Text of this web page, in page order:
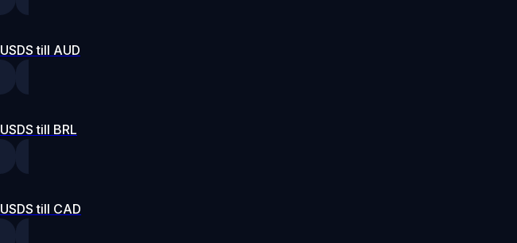
USDS till AUD
USDS till BRL
USDS till CAD